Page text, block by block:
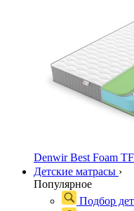
Denwir Best Foam
Детские матрасы ›
Популярное
Подбор